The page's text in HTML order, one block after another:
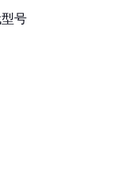
型号